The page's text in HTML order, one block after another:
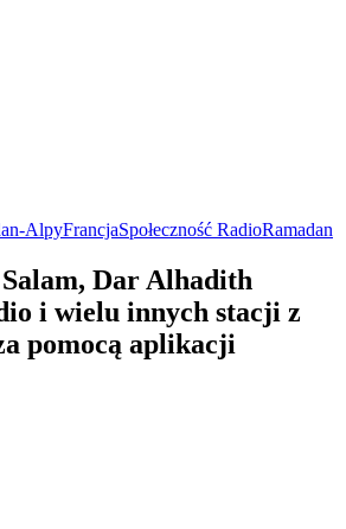
AlpyFrancjaSpołeczność RadioRamadan
Salam, Dar Alhadith
i wielu innych stacji z
pomocą aplikacji